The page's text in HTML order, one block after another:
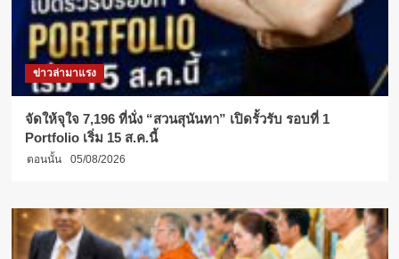
ข่าวล่ามาแรง
จัดให้จุใจ 7,196 ที่นั่ง “สวนสุนันทา” เปิดรั้วรับ รอบที่ 1
Portfolio เริ่ม 15 ส.ค.นี้
ตอนนั้น 05/08/2026